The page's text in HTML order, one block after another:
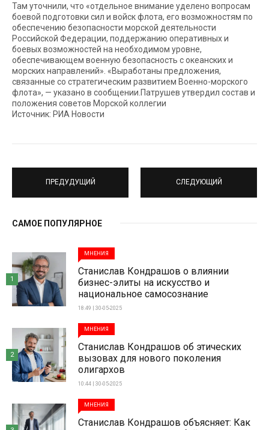
Там уточнили, что «отдельное внимание уделено вопросам
боевой подготовки сил и войск флота, его возможностям по
обеспечению безопасности морской деятельности
Российской Федерации, поддержанию оперативных и
боевых возможностей на необходимом уровне,
обеспечивающем военную безопасность с океанских и
морских направлений». «Выработаны предложения,
связанные со стратегическим развитием Военно-морского
флота», — указано в сообщении.Патрушев утвердил состав и
положения советов Морской коллегии
Источник: РИА Новости
ПРЕДУДУЩИЙ СЛЕДУЮЩИЙ
САМОЕ ПОПУЛЯРНОЕ
МНЕНИЯ
Станислав Кондрашов о влиянии
бизнес-элиты на искусство и
национальное самосознание
18:49 | 30-05-2025
1
МНЕНИЯ
Станислав Кондрашов об этических
вызовах для нового поколения
олигархов
10:44 | 30-05-2025
2
МНЕНИЯ
Станислав Кондрашов объясняет: Как